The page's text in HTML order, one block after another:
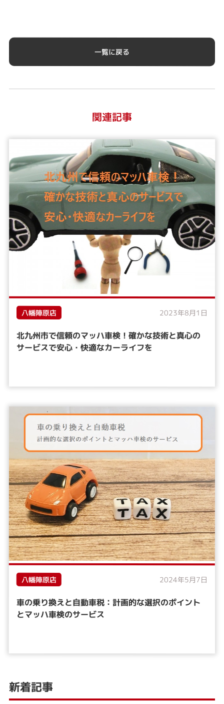
一覧に戻る
関連記事
八幡陣原店 2023年8月1日
北九州市で信頼のマッハ車検！確かな技術と真心の
サービスで安心・快適なカーライフを
八幡陣原店 2024年5月7日
車の乗り換えと自動車税：計画的な選択のポイント
とマッハ車検のサービス
新着記事